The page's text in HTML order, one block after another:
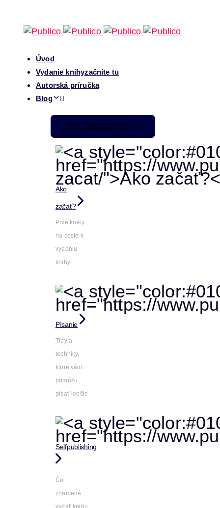
Úvod
Vydanie knihyzačnite tu
Autorská príručka
Blog
Pre začiatočníkov
Ako
začať?
Prvé kroky
na ceste k
vydaniu
knihy
Písanie
Tipy a
techniky,
ktoré vám
pomôžu
písať lepšie
Selfpublishing
Čo
znamená